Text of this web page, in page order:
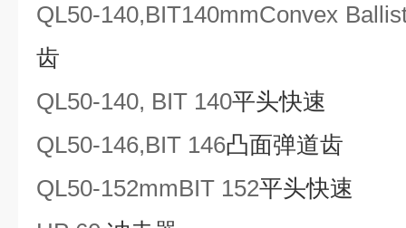
QL50-140,BIT140mmConvex
齿
QL50-140, BIT 140平头快速
QL50-146,BIT 146凸面弹道齿
QL50-152mmBIT 152平头快速